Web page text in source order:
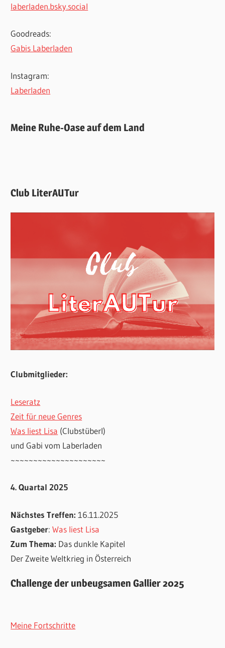
laberladen.bsky.social
Goodreads:
Gabis Laberladen
Instagram:
Laberladen
Meine Ruhe-Oase auf dem Land
Club LiterAUTur
Clubmitglieder:
Leseratz
Zeit für neue Genres
Was liest Lisa (Clubstüberl)
und Gabi vom Laberladen
~~~~~~~~~~~~~~~~~~~~~
4. Quartal 2025
Nächstes Treffen:16.11.2025
Gastgeber:Was liest Lisa
Zum Thema: Das dunkle Kapitel
Der Zweite Weltkrieg in Österreich
Challenge der unbeugsamen Gallier 2025
Meine Fortschritte